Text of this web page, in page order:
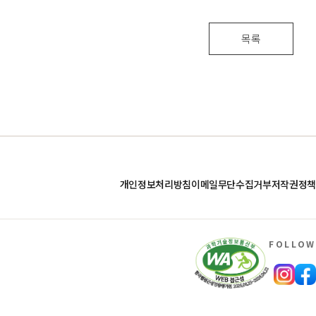
목록
개인정보처리방침이메일무단수집거부저작권정책
FOLLOW